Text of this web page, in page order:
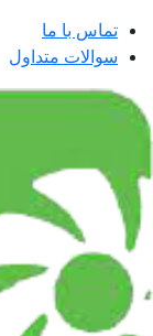
تماس با ما
سوالات متداول